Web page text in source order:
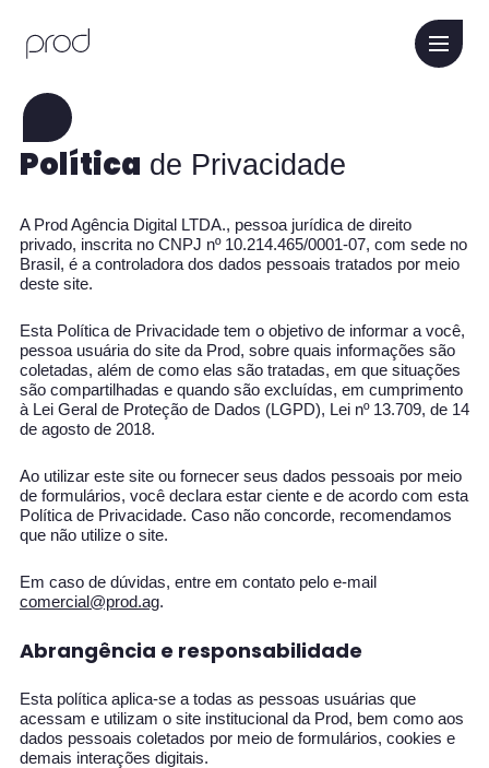
Política de Privacidade
A Prod Agência Digital LTDA., pessoa jurídica de direito
privado, inscrita no CNPJ nº 10.214.465/0001-07, com sede no
Brasil, é a controladora dos dados pessoais tratados por meio
deste site.
Esta Política de Privacidade tem o objetivo de informar a você,
pessoa usuária do site da Prod, sobre quais informações são
coletadas, além de como elas são tratadas, em que situações
são compartilhadas e quando são excluídas, em cumprimento
à Lei Geral de Proteção de Dados (LGPD), Lei nº 13.709, de 14
de agosto de 2018.
Ao utilizar este site ou fornecer seus dados pessoais por meio
de formulários, você declara estar ciente e de acordo com esta
Política de Privacidade. Caso não concorde, recomendamos
que não utilize o site.
Em caso de dúvidas, entre em contato pelo e-mail
comercial@prod.ag.
Abrangência e responsabilidade
Esta política aplica-se a todas as pessoas usuárias que
acessam e utilizam o site institucional da Prod, bem como aos
dados pessoais coletados por meio de formulários, cookies e
demais interações digitais.